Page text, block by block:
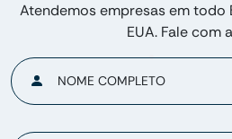
Atendemos empresas em todo
EUA. Fale com
NOME COMPLETO